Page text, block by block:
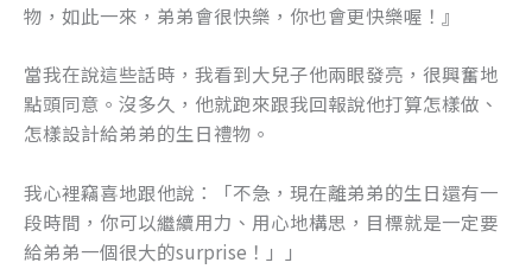
物，如此一來，弟弟會很快樂，你也會更快樂喔！』
當我在說這些話時，我看到大兒子他兩眼發亮，很興奮地
點頭同意。沒多久，他就跑來跟我回報說他打算怎樣做、
怎樣設計給弟弟的生日禮物。
我心裡竊喜地跟他說：「不急，現在離弟弟的生日還有一
段時間，你可以繼續用力、用心地構思，目標就是一定要
給弟弟一個很大的surprise！」」